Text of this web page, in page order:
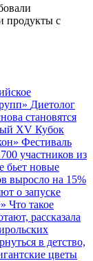
продукты с
Диетолог
становятся
XV Кубок
Фестиваль
участников из
бьет новые
выросло на 15%
о запуске
Что такое
рассказала
в детство,
цветы